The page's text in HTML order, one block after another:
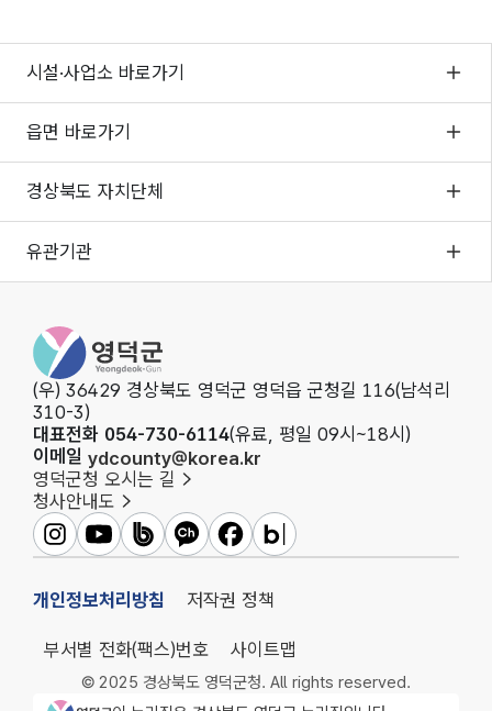
시설·사업소 바로가기
읍면 바로가기
경상북도 자치단체
유관기관
영덕군청
(우) 36429 경상북도 영덕군 영덕읍 군청길 116(남석리
310-3)
대표전화 054-730-6114(유료, 평일 09시~18시)
이메일 ydcounty@korea.kr
영덕군청 오시는 길
청사안내도
영덕군인스타그램
영덕군유튜브영덕군밴드영덕군카카오채널
영덕군페이스북
영덕군블로그
개인정보처리방침 저작권 정책
부서별 전화(팩스)번호 사이트맵
© 2025 경상북도 영덕군청. All rights reserved.